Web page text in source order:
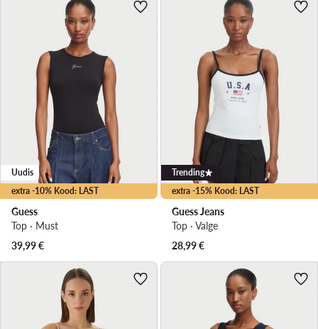
extra -10% Kood: LAST
Uudis
Guess
Top · Must
39,99€
extra -15% Kood: LAST
Trending
Guess Jeans
Top · Valge
28,99€